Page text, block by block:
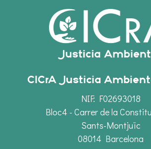
CICrA Justicia
NIF: F02693018
Bloc4 - Carrer de la
Sants-Montjuïc
08014 Barcelona